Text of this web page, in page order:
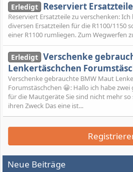
Erledigt Reserviert
Reserviert Ersatzteile zu verschenken:
diversen Ersatzteilen für die R1100/1150
einer R1100 rumliegen. Zum Wegwerfen
Erledigt Verschenke
Lenkertäschchen
Verschenke gebrauchte BMW Maut
Forumstäschchen 😀: Hallo ich habe
für die Mautgeräte Sie sind nicht mehr
ihren Zweck Das eine ist...
Neue Beiträge